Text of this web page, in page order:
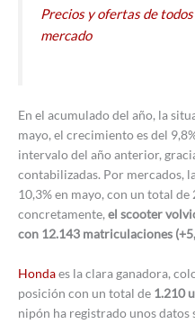
Precios y ofertas de
mercado
En el acumulado del año, la
mayo, el crecimiento es del
intervalo del año anterior,
contabilizadas. Por mercados,
10,3% en mayo, con un total
concretamente, el scooter
con 12.143 matriculaciones
Hondaes la clara ganadora,
posición con un total de 1.210
nipón ha registrado unos